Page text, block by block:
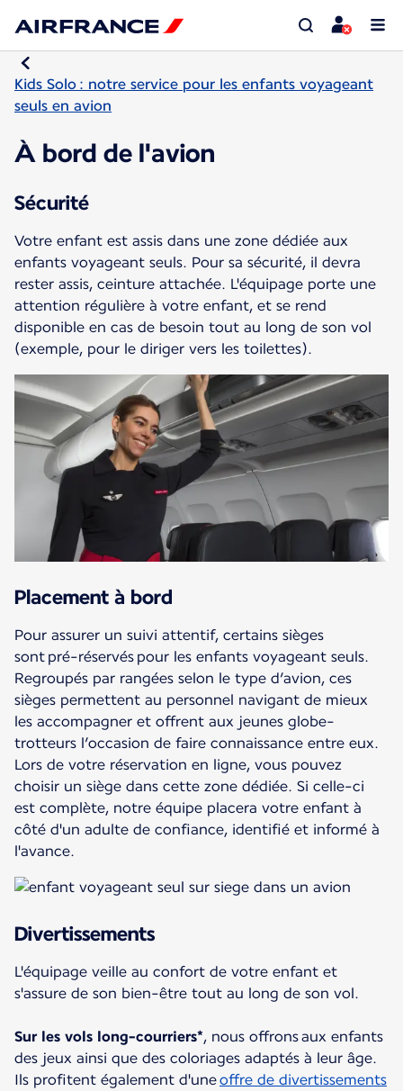
Kids Solo : notre service pour les enfants voyageant
seuls en avion
À bord de l'avion
Sécurité
Votre enfant est assis dans une zone dédiée aux
enfants voyageant seuls. Pour sa sécurité, il devra
rester assis, ceinture attachée. L'équipage porte une
attention régulière à votre enfant, et se rend
disponible en cas de besoin tout au long de son vol
(exemple, pour le diriger vers les toilettes).
Placement à bord
Pour assurer un suivi attentif, certains sièges
sont pré-réservés pour les enfants voyageant seuls.
Regroupés par rangées selon le type d’avion, ces
sièges permettent au personnel navigant de mieux
les accompagner et offrent aux jeunes globe-
trotteurs l’occasion de faire connaissance entre eux.
Lors de votre réservation en ligne, vous pouvez
choisir un siège dans cette zone dédiée. Si celle-ci
est complète, notre équipe placera votre enfant à
côté d'un adulte de confiance, identifié et informé à
l'avance.
Divertissements
L'équipage veille au confort de votre enfant et
s'assure de son bien-être tout au long de son vol.
Sur les vols long-courriers*, nous offrons aux enfants
des jeux ainsi que des coloriages adaptés à leur âge.
Ils profitent également d'uneoffre de divertissements